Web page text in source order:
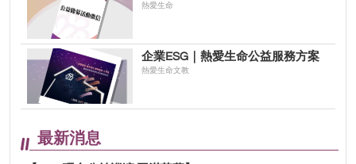
熱愛生命
企業ESG｜熱愛生命公益服務方案
熱愛生命文教
最新消息